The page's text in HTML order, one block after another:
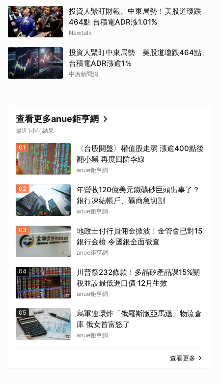
投資人緊盯財報、中東局勢！美股道瓊跌
464點 台積電ADR漲1.01%
Newtalk
投資人緊盯中東局勢 美股道瓊跌464點、
台積電ADR漲逾1％
中廣新聞網
查看更多anue鉅亨網
最近1小時結果
01
〈台股開盤〉權值股走弱 漲逾400點後
翻小黑 再度回防季線
anue鉅亨網
02
年營收120億美元鐵礦砂巨頭出事了？
銀行凍結帳戶、礦商急切割
anue鉅亨網
03
地政士付行員佣金掀波！金管會已對15
銀行金檢 令國銀全面徹查
anue鉅亨網
04
川普祭232條款！多晶矽產品課15%關
稅並設最低進口價 12月生效
anue鉅亨網
05
烏軍連環炸「俄羅斯版亞馬遜」物流倉
庫 俄女首富怒了
anue鉅亨網
查看更多
取消